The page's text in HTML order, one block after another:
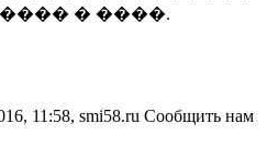
� ����.
11:58, smi58.ru Сообщить нам